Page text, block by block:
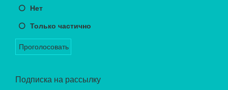
Нет
Только частично
Проголосовать
Подписка на рассылку